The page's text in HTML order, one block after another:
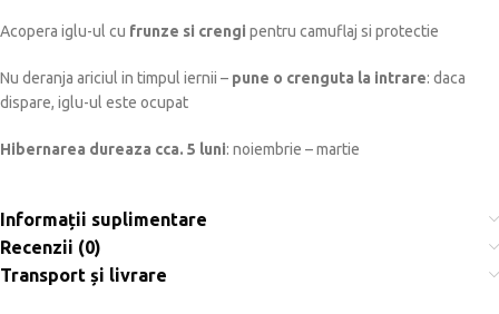
Acopera iglu-ul cu frunze si crengi pentru camuflaj si protectie
Nu deranja ariciul in timpul iernii – pune o crenguta la intrare: daca
dispare, iglu-ul este ocupat
Hibernarea dureaza cca. 5 luni: noiembrie – martie
Informații suplimentare
Recenzii (0)
Transport și livrare